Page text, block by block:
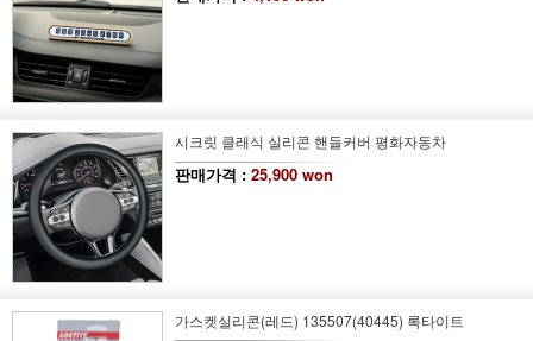
시크릿 클래식 실리콘 핸들커버 평화자동차
판매가격 : 25,900 won
가스켓실리콘(레드) 135507(40445) 록타이트